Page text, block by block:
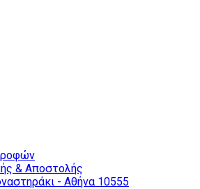
& Αποστολής
- Αθήνα 10555